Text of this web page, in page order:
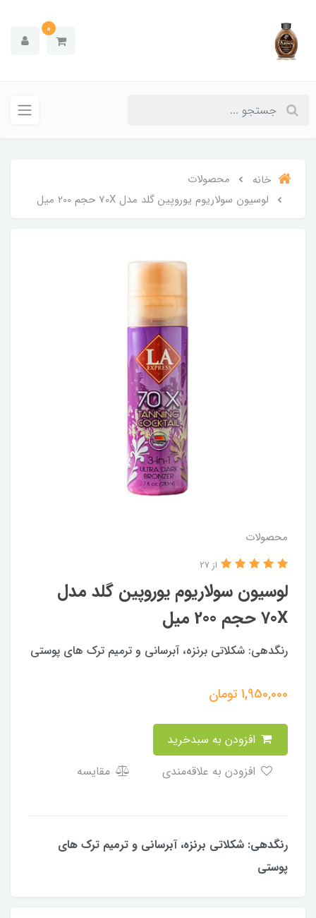
0
خانه
محصولات
لوسیون سولاریوم یوروپین گلد مدل 70X حجم 200 میل
محصولات
لوسیون سولاریوم یوروپین گلد مدل
70X حجم 200 میل
از 27
رنگدهی: شكلاتى برنزه، آبرسانی و ترمیم ترک های پوستی
1,950,000تومان
مقایسه
رنگدهی: شكلاتى برنزه، آبرسانی و ترمیم ترک های
پوستی